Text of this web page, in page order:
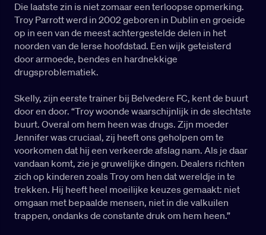
Die laatste zin is niet zomaar een terloopse opmerking.
Troy Parrott werd in 2002 geboren in Dublin en groeide
op in een van de meest achtergestelde delen in het
noorden van de Ierse hoofdstad. Een wijk geteisterd
door armoede, bendes en hardnekkige
drugsproblematiek.
Skelly, zijn eerste trainer bij Belvedere FC, kent de buurt
door en door. “Troy woonde waarschijnlijk in de slechtste
buurt. Overal om hem heen was drugs. Zijn moeder
Jennifer was cruciaal, zij heeft ons geholpen om te
voorkomen dat hij een verkeerde afslag nam. Als je daar
vandaan komt, zie je gruwelijke dingen. Dealers richten
zich op kinderen zoals Troy om hen dat wereldje in te
trekken. Hij heeft heel moeilijke keuzes gemaakt: niet
omgaan met bepaalde mensen, niet in die valkuilen
trappen, ondanks de constante druk om hem heen.”